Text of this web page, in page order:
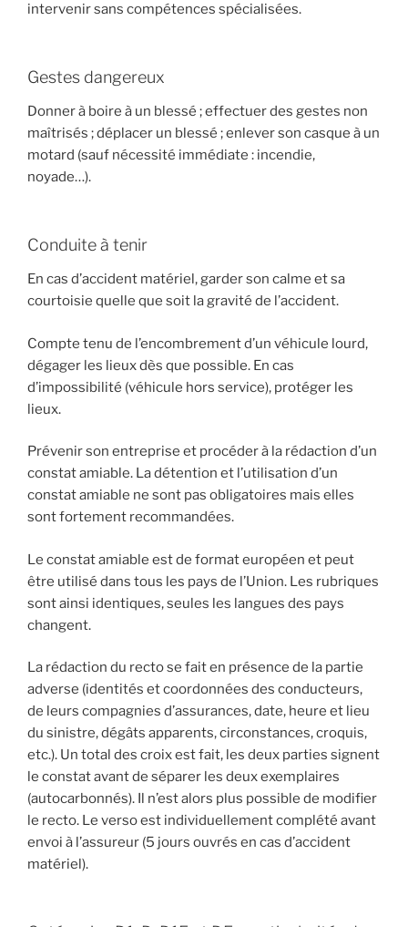
intervenir sans compétences spécialisées.
Gestes dangereux
Donner à boire à un blessé ; effectuer des gestes non
maîtrisés ; déplacer un blessé ; enlever son casque à un
motard (sauf nécessité immédiate : incendie,
noyade…).
Conduite à tenir
En cas d’accident matériel, garder son calme et sa
courtoisie quelle que soit la gravité de l’accident.
Compte tenu de l’encombrement d’un véhicule lourd,
dégager les lieux dès que possible. En cas
d’impossibilité (véhicule hors service), protéger les
lieux.
Prévenir son entreprise et procéder à la rédaction d’un
constat amiable. La détention et l’utilisation d’un
constat amiable ne sont pas obligatoires mais elles
sont fortement recommandées.
Le constat amiable est de format européen et peut
être utilisé dans tous les pays de l’Union. Les rubriques
sont ainsi identiques, seules les langues des pays
changent.
La rédaction du recto se fait en présence de la partie
adverse (identités et coordonnées des conducteurs,
de leurs compagnies d’assurances, date, heure et lieu
du sinistre, dégâts apparents, circonstances, croquis,
etc.). Un total des croix est fait, les deux parties signent
le constat avant de séparer les deux exemplaires
(autocarbonnés). Il n’est alors plus possible de modifier
le recto. Le verso est individuellement complété avant
envoi à l’assureur (5 jours ouvrés en cas d’accident
matériel).